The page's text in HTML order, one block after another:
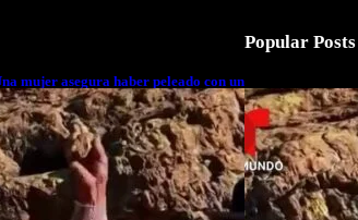
mujer asegura haber peleado con un
cuerpo a cuerpo
Popular Posts